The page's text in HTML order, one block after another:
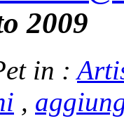
2009
in :
,